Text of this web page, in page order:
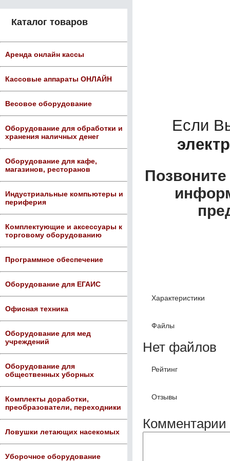
Каталог товаров
Аренда онлайн кассы
Кассовые аппараты ОНЛАЙН
Весовое оборудование
Оборудование для обработки и
хранения наличных денег
Оборудование для кафе,
магазинов, ресторанов
Индустриальные компьютеры и
периферия
Комплектующие и аксессуары к
торговому оборудованию
Программное обеспечение
Оборудование для ЕГАИС
Офисная техника
Оборудование для мед
учреждений
Оборудование для
общественных уборных
Комплекты доработки,
преобразователи, переходники
Ловушки летающих насекомых
Уборочное оборудование
Если
Характеристики
Файлы
Нет файлов
Рейтинг
Отзывы
Комментарии